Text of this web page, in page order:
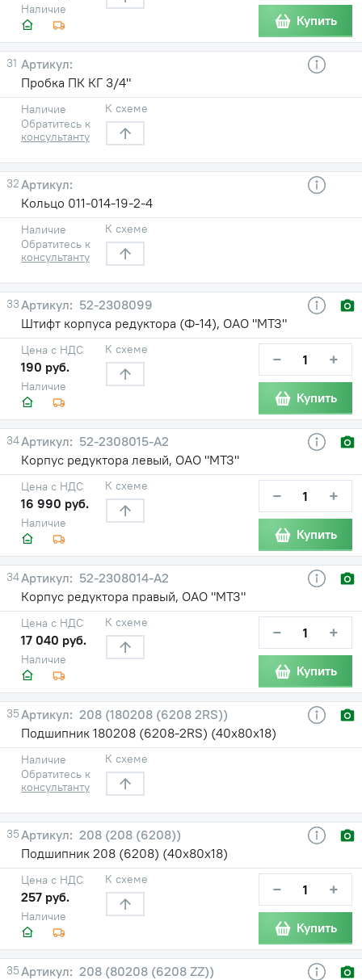
Наличие
Купить
31
Пробка ПК КГ 3/4"
Наличие
Обратитесь к
консультанту
К схеме
32
Кольцо 011-014-19-2-4
Наличие
Обратитесь к
консультанту
К схеме
33
52-2308099
Штифт корпуса редуктора (Ф-14), ОАО "МТЗ"
Наличие
Цена с НДС
190 руб.
К схеме − +
Купить
34
52-2308015-А2
Корпус редуктора левый, ОАО "МТЗ"
Наличие
Цена с НДС
16 990 руб.
К схеме − +
Купить
34
52-2308014-А2
Корпус редуктора правый, ОАО "МТЗ"
Наличие
Цена с НДС
17 040 руб.
К схеме − +
Купить
35
208 (180208 (6208 2RS))
Подшипник 180208 (6208-2RS) (40х80х18)
Наличие
Обратитесь к
консультанту
К схеме
35
208 (208 (6208))
Подшипник 208 (6208) (40х80х18)
Наличие
Цена с НДС
257 руб.
К схеме − +
Купить
35
208 (80208 (6208 ZZ))